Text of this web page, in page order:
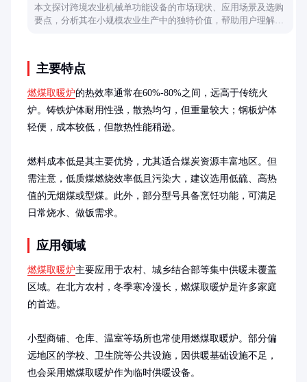
本文探讨跨境农业机械单功能设备的市场现状、应用场景及选购
要点，分析其在小规模农业生产中的独特价值，帮助用户理解这
主要特点
燃煤取暖炉的热效率通常在60%-80%之间，远高于传统火
炉。铸铁炉体耐用性强，散热均匀，但重量较大；钢板炉体
轻便，成本较低，但散热性能稍逊。
燃料成本低是其主要优势，尤其适合煤炭资源丰富地区。但
需注意，低质煤燃烧效率低且污染大，建议选用低硫、高热
值的无烟煤或型煤。此外，部分型号具备烹饪功能，可满足
日常烧水、做饭需求。
应用领域
燃煤取暖炉主要应用于农村、城乡结合部等集中供暖未覆盖
区域。在北方农村，冬季寒冷漫长，燃煤取暖炉是许多家庭
的首选。
小型商铺、仓库、温室等场所也常使用燃煤取暖炉。部分偏
远地区的学校、卫生院等公共设施，因供暖基础设施不足，
也会采用燃煤取暖炉作为临时供暖设备。